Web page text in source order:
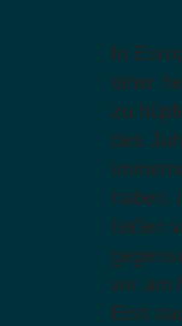
In
einer
zu
des
haben,
ließen
wir am
Erst